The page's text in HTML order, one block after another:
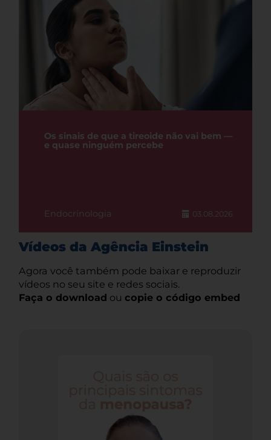
Os sinais de que a tireoide não vai bem —
e quase ninguém percebe
Endocrinologia 03.08.2026
Vídeos da Agência Einstein
Agora você também pode baixar e reproduzir
vídeos no seu site e redes sociais.
Faça o download ou copie o código embed